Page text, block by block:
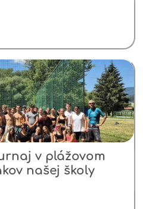
v plážovom
našej školy